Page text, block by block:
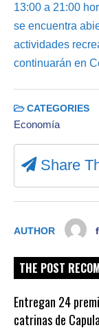
13:00 a 21:00
se encuentra
actividades
continuarán en
CATEGORIES
Economía
Share
AUTHOR
THE POST
Entregan 24
catrinas de